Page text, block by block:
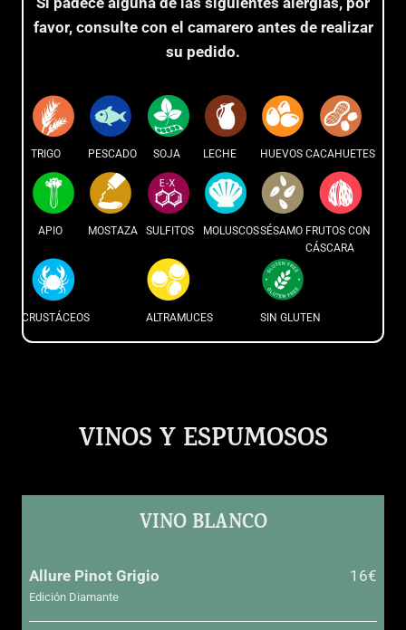
favor, consulte con el camarero antes de realizar
su pedido.
TRIGO PESCADO SOJA LECHE HUEVOS CACAHUETES
APIO MOSTAZA SULFITOS MOLUSCOSSÉSAMO FRUTOS CON
CÁSCARA
CRUSTÁCEOS ALTRAMUCES SIN GLUTEN
VINOS Y ESPUMOSOS
VINO BLANCO
Allure Pinot Grigio
Edición Diamante
16€